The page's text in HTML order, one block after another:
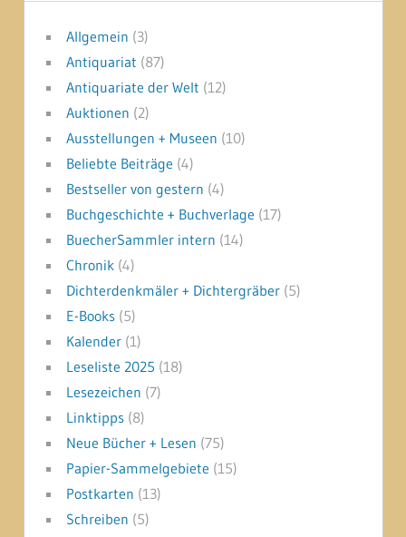
Allgemein (3)
Antiquariat (87)
Antiquariate der Welt (12)
Auktionen (2)
Ausstellungen + Museen (10)
Beliebte Beiträge (4)
Bestseller von gestern (4)
Buchgeschichte + Buchverlage (17)
BuecherSammler intern (14)
Chronik(4)
Dichterdenkmäler + Dichtergräber(5)
E-Books(5)
Kalender(1)
Leseliste 2025 (18)
Lesezeichen (7)
Linktipps(8)
Neue Bücher + Lesen (75)
Papier-Sammelgebiete (15)
Postkarten (13)
Schreiben (5)